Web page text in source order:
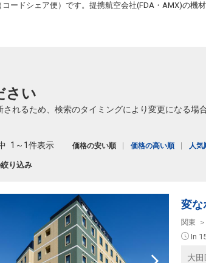
コードシェア便）です。提携航空会社(FDA・AMX)の機
さい
れるため、検索のタイミングにより変更になる
り込み
1～1件表示 価格の安い順 価格の高い順 人気
変
関東
In
大